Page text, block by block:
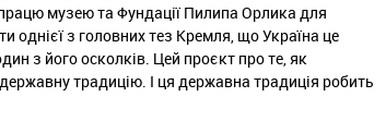
музею та Фундації Пилипа Орлика для
однієї з головних тез Кремля, що Україна це
з його осколків. Цей проєкт про те, як
традицію. І ця державна традиція робить